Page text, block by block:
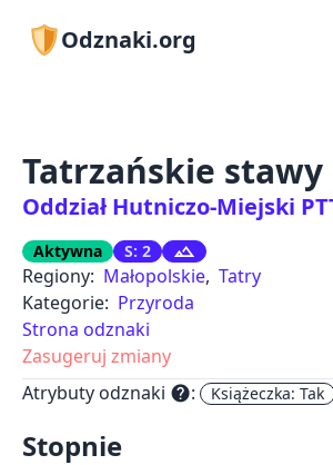
Odznaki.org
Tatrzańskie stawy
Oddział Hutniczo-Miejski
Aktywna S: 2
Regiony: Małopolskie, Tatry
Kategorie: Przyroda
Strona odznaki
Zasugeruj zmiany
Atrybuty odznaki help: Książeczka: Tak
Stopnie